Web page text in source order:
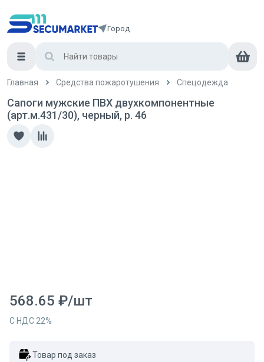
Город
Главная Средства пожаротушения Спецодежда
Сапоги мужские ПВХ двухкомпонентные
(арт.м.431/30), черный, р. 46
568.65 ₽/шт
С НДС 22%
Товар под заказ